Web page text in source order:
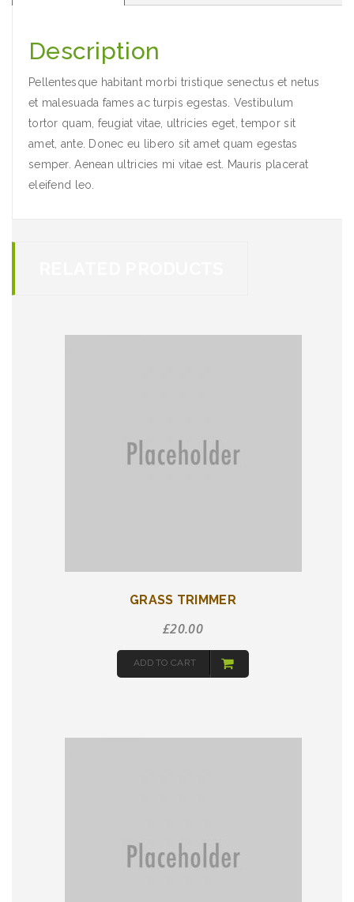
Description
Pellentesque habitant morbi tristique senectus et netus
et malesuada fames ac turpis egestas. Vestibulum
tortor quam, feugiat vitae, ultricies eget, tempor sit
amet, ante. Donec eu libero sit amet quam egestas
semper. Aenean ultricies mi vitae est. Mauris placerat
eleifend leo.
GRASS TRIMMER
£20.00
ADD TO CART